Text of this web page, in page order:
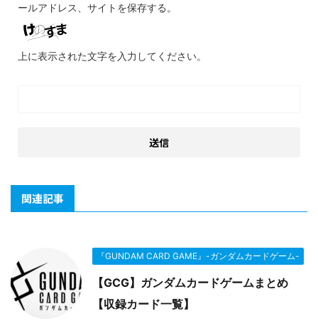
ールアドレス、サイトを保存する。
上に表示された文字を入力してください。
関連記事
『GUNDAM CARD GAME』-ガンダムカードゲーム-
【GCG】ガンダムカードゲームまとめ
【収録カード一覧】